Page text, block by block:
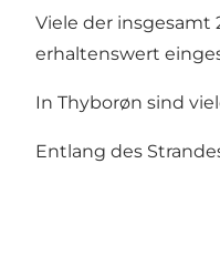
Viele der insgesamt
erhaltenswert
In Thyborøn sind
Entlang des